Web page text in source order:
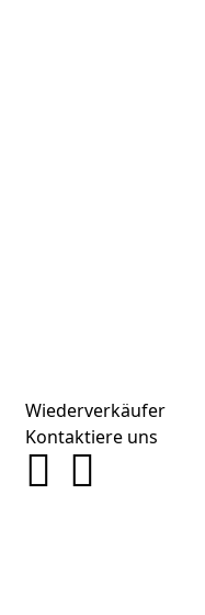
Wiederverkäufer
Kontaktiere uns